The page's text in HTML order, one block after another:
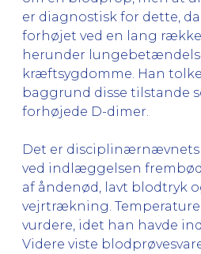
er diagnostisk for dette,
forhøjet ved en lang
herunder
kræftsygdomme. Han
baggrund disse tilstande
forhøjede D-dimer.
Det er disciplinærnævnets
ved indlæggelsen
af åndenød, lavt blodtryk
vejrtrækning.
vurdere, idet han havde
Videre viste